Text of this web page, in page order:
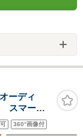
ーディ
スマート
ベライザ
ト
360°画像付